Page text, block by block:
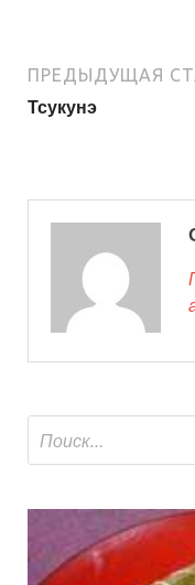
ПРЕДЫДУЩАЯ
Тсукунэ